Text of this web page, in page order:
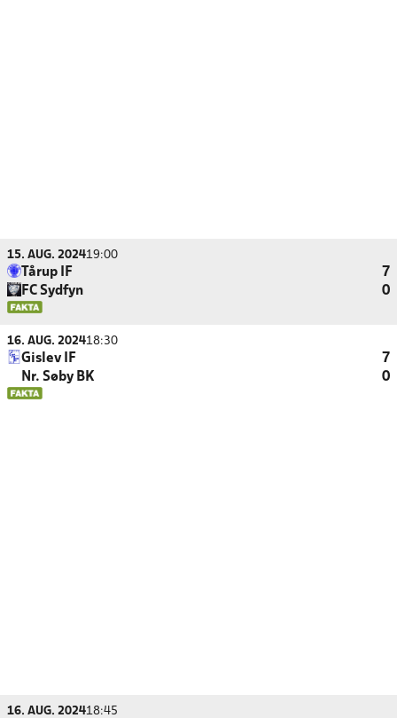
15. AUG. 202419:00
Tårup IF
7
FC Sydfyn
0
16. AUG. 202418:30
Gislev IF
7
Nr. Søby BK
0
16. AUG. 202418:45